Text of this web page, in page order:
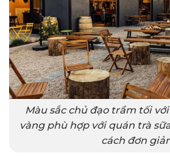
Màu sắc chủ đạo trầm tối
vàng phù hợp với quán trà
cách đơn